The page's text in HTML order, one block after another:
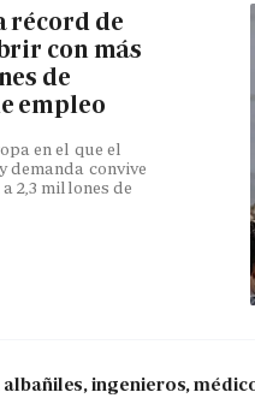
récord de
con más
de
empleo
en el que el
demanda convive
2,3 millones de
ingenieros,